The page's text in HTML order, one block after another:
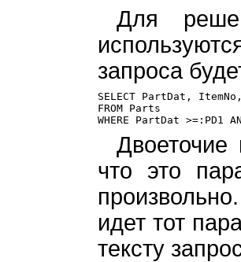
Для
запроса
SELECT PartDat,
FROM Parts
что это
идет тот
тексту